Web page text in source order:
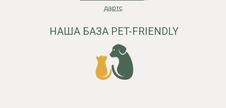
дартс
НАША БАЗА PET-FRIENDLY